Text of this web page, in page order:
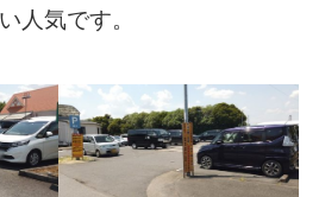
人気です。